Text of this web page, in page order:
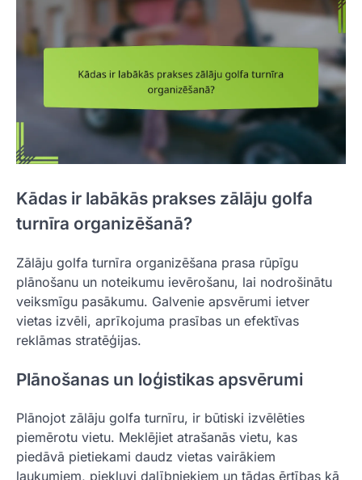
Kādas ir labākās prakses zālāju golfa
turnīra organizēšanā?
Zālāju golfa turnīra organizēšana prasa rūpīgu
plānošanu un noteikumu ievērošanu, lai nodrošinātu
veiksmīgu pasākumu. Galvenie apsvērumi ietver
vietas izvēli, aprīkojuma prasības un efektīvas
reklāmas stratēģijas.
Plānošanas un loģistikas apsvērumi
Plānojot zālāju golfa turnīru, ir būtiski izvēlēties
piemērotu vietu. Meklējiet atrašanās vietu, kas
piedāvā pietiekami daudz vietas vairākiem
laukumiem, piekļuvi dalībniekiem un tādas ērtības kā